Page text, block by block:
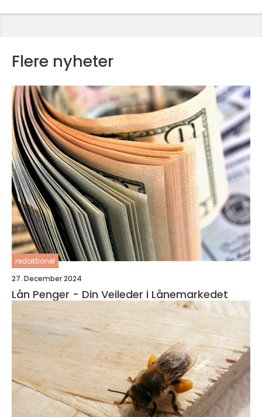
Flere nyheter
redaktionel
27. December 2024
Lån Penger - Din Veileder i Lånemarkedet